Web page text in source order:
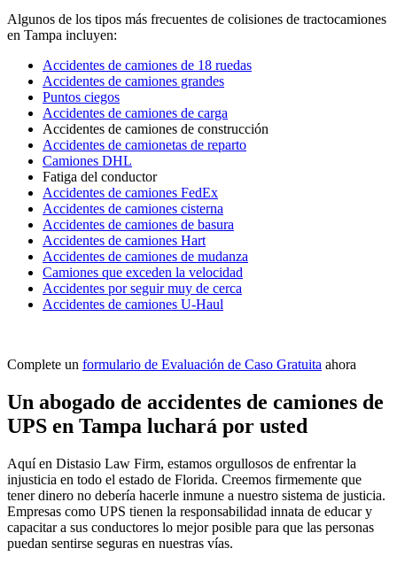
Algunos de los tipos más frecuentes de colisiones de tractocamiones
en Tampa incluyen:
Accidentes de camiones de 18 ruedas
Accidentes de camiones grandes
Puntos ciegos
Accidentes de camiones de carga
Accidentes de camiones de construcción
Accidentes de camionetas de reparto
Camiones DHL
Fatiga del conductor
Accidentes de camiones FedEx
Accidentes de camiones cisterna
Accidentes de camiones de basura
Accidentes de camiones Hart
Accidentes de camiones de mudanza
Camiones que exceden la velocidad
Accidentes por seguir muy de cerca
Accidentes de camiones U-Haul
Complete un formulario de Evaluación de Caso Gratuita ahora
Un abogado de accidentes de camiones de
UPS en Tampa luchará por usted
Aquí en Distasio Law Firm, estamos orgullosos de enfrentar la
injusticia en todo el estado de Florida. Creemos firmemente que
tener dinero no debería hacerle inmune a nuestro sistema de justicia.
Empresas como UPS tienen la responsabilidad innata de educar y
capacitar a sus conductores lo mejor posible para que las personas
puedan sentirse seguras en nuestras vías.